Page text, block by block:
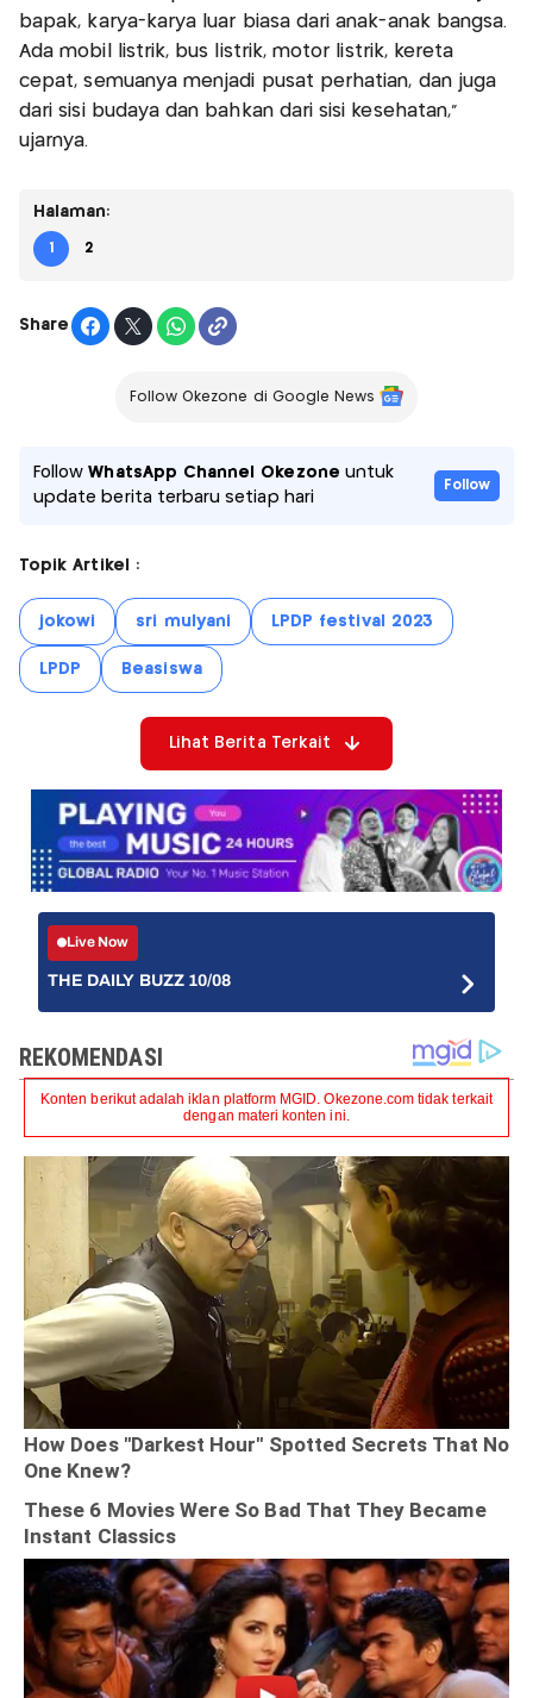
bapak, karya-karya luar biasa dari anak-anak bangsa.
Ada mobil listrik, bus listrik, motor listrik, kereta
cepat, semuanya menjadi pusat perhatian, dan juga
dari sisi budaya dan bahkan dari sisi kesehatan,"
ujarnya.
Halaman:
1 2
Share
Follow Okezone di Google News
FollowWhatsApp Channel Okezone untuk
update berita terbaru setiap hari
Follow
Topik Artikel :
jokowi sri mulyani LPDP festival 2023
LPDP Beasiswa
Lihat Berita Terkait
Live Now
THE DAILY BUZZ 10/08